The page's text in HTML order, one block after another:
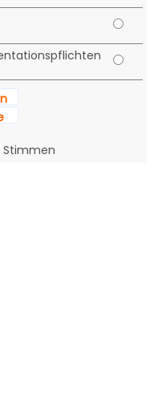
Stimmen